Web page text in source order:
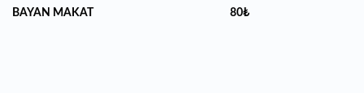
BAYAN MAKAT 80₺